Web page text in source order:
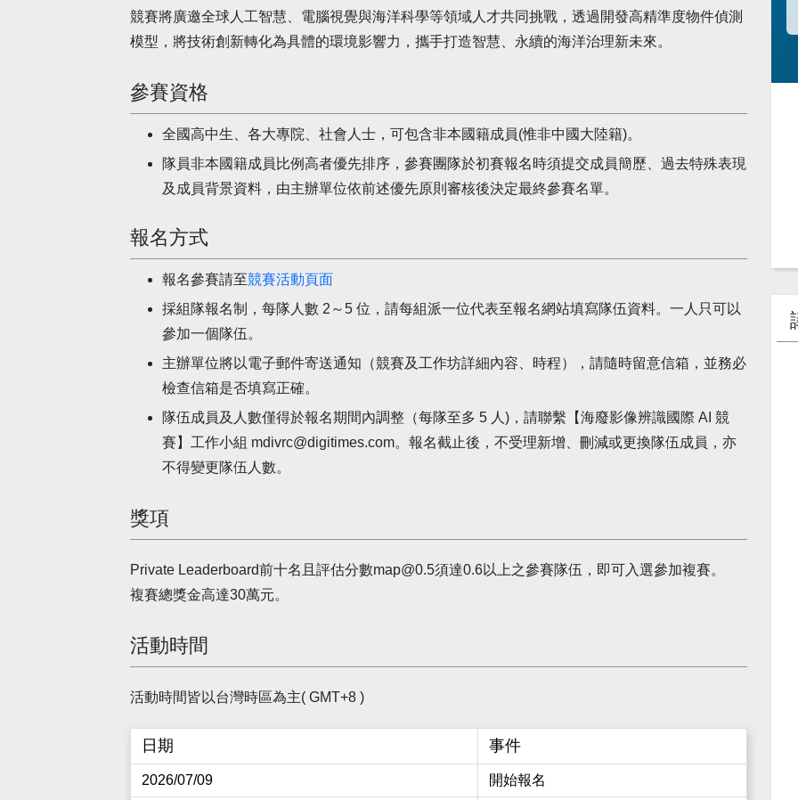
競賽將廣邀全球人工智慧、電腦視覺與海洋科學等領域人才共同挑戰，透過開發高精準度物件偵測
模型，將技術創新轉化為具體的環境影響力，攜手打造智慧、永續的海洋治理新未來。
參賽資格
全國高中生、各大專院、社會人士，可包含非本國籍成員(惟非中國大陸籍)。
隊員非本國籍成員比例高者優先排序，參賽團隊於初賽報名時須提交成員簡歷、過去特殊表現
及成員背景資料，由主辦單位依前述優先原則審核後決定最終參賽名單。
報名方式
報名參賽請至競賽活動頁面
採組隊報名制，每隊人數 2～5 位，請每組派一位代表至報名網站填寫隊伍資料。一人只可以
參加一個隊伍。
主辦單位將以電子郵件寄送通知（競賽及工作坊詳細內容、時程），請隨時留意信箱，並務必
檢查信箱是否填寫正確。
隊伍成員及人數僅得於報名期間內調整（每隊至多 5 人)，請聯繫【海廢影像辨識國際 AI 競
賽】工作小組 mdivrc@digitimes.com。報名截止後，不受理新增、刪減或更換隊伍成員，亦
不得變更隊伍人數。
獎項
Private Leaderboard前十名且評估分數map@0.5須達0.6以上之參賽隊伍，即可入選參加複賽。
複賽總獎金高達30萬元。
活動時間
活動時間皆以台灣時區為主( GMT+8 )
日期 事件
2026/07/09 開始報名